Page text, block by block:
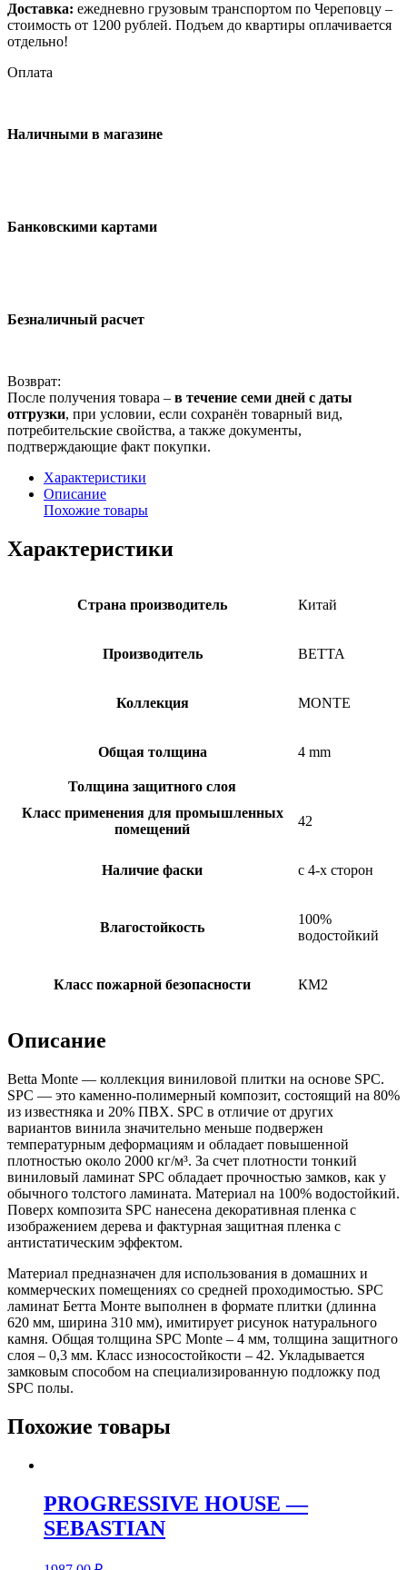
Доставка: ежедневно грузовым транспортом по Череповцу –
стоимость от 1200 рублей. Подъем до квартиры оплачивается
отдельно!
Оплата
Наличными в магазине
Банковскими картами
Безналичный расчет
Возврат:
После получения товара – в течение семи дней с даты
отгрузки, при условии, если сохранён товарный вид,
потребительские свойства, а также документы,
подтверждающие факт покупки.
Характеристики
Описание
Похожие товары
Характеристики
Страна производитель Китай
Производитель BETTA
Коллекция MONTE
Общая толщина 4 mm
Толщина защитного слоя
Класс применения для промышленных
помещений
42
Наличие фаски с 4-х сторон
Влагостойкость
100%
водостойкий
Класс пожарной безопасности КМ2
Описание
Betta Monte — коллекция виниловой плитки на основе SPC.
SPC — это каменно-полимерный композит, состоящий на 80%
из известняка и 20% ПВХ. SPC в отличие от других
вариантов винила значительно меньше подвержен
температурным деформациям и обладает повышенной
плотностью около 2000 кг/м³. За счет плотности тонкий
виниловый ламинат SPC обладает прочностью замков, как у
обычного толстого ламината. Материал на 100% водостойкий.
Поверх композита SPC нанесена декоративная пленка с
изображением дерева и фактурная защитная пленка с
антистатическим эффектом.
Материал предназначен для использования в домашних и
коммерческих помещениях со средней проходимостью. SPC
ламинат Бетта Монте выполнен в формате плитки (длинна
620 мм, ширина 310 мм), имитирует рисунок натурального
камня. Общая толщина SPC Monte – 4 мм, толщина защитного
слоя – 0,3 мм. Класс износостойкости – 42. Укладывается
замковым способом на специализированную подложку под
SPC полы.
Похожие товары
PROGRESSIVE HOUSE —
SEBASTIAN